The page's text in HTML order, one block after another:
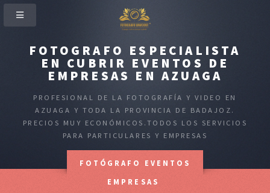
FOTOGRAFO ESPECIALISTA
EN CUBRIR EVENTOS DE
EMPRESAS EN AZUAGA
PROFESIONAL DE LA FOTOGRAFÍA Y VIDEO EN
AZUAGA Y TODA LA PROVINCIA DE BADAJOZ.
PRECIOS MUY ECONÓMICOS.TODOS LOS SERVICIOS
PARA PARTICULARES Y EMPRESAS
FOTÓGRAFO EVENTOS
EMPRESAS